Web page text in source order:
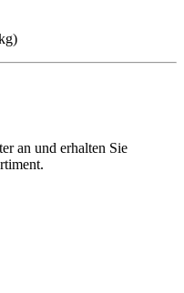
an und erhalten Sie